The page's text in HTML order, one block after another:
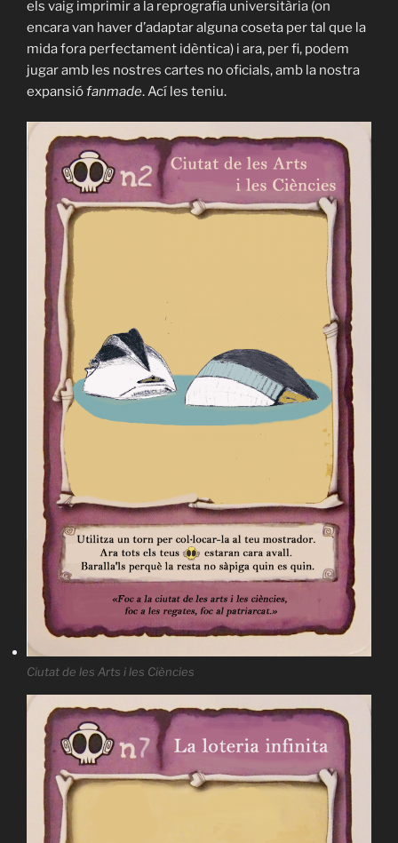
els vaig imprimir a la reprografia universitària (on
encara van haver d’adaptar alguna coseta per tal que la
mida fora perfectament idèntica) i ara, per fi, podem
jugar amb les nostres cartes no oficials, amb la nostra
expansiófanmade. Ací les teniu.
Ciutat de les Arts i les Ciències